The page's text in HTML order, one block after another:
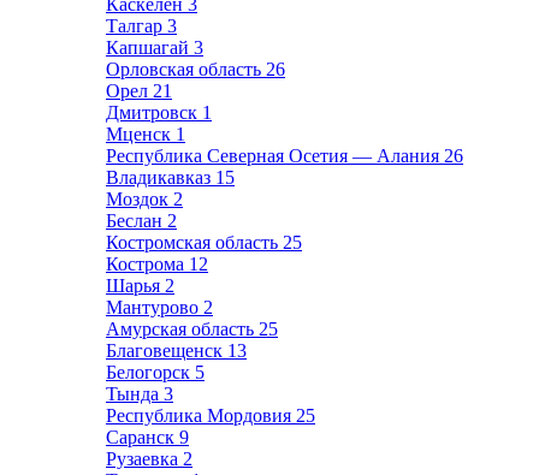
Каскелен 3
Талгар 3
Капшагай 3
Орловская область 26
Орел 21
Дмитровск 1
Мценск 1
Республика Северная Осетия — Алания 26
Владикавказ 15
Моздок 2
Беслан 2
Костромская область 25
Кострома 12
Шарья 2
Мантурово 2
Амурская область 25
Благовещенск 13
Белогорск 5
Тында 3
Республика Мордовия 25
Саранск 9
Рузаевка 2